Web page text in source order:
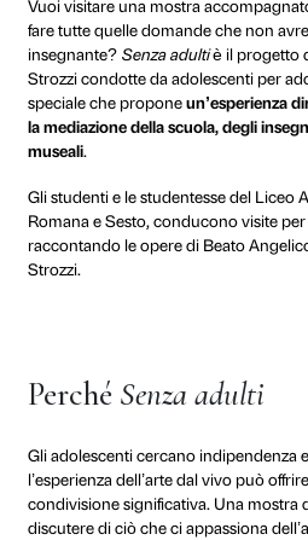
dal 08 gennaio
al 22 gennaio
Ogni giovedì
Visita gratuita con
ridotto d'ingresso alla
Vuoi visitare una mostra
insegnante?Senza adultiè
Strozzi condotte da
speciale che propone